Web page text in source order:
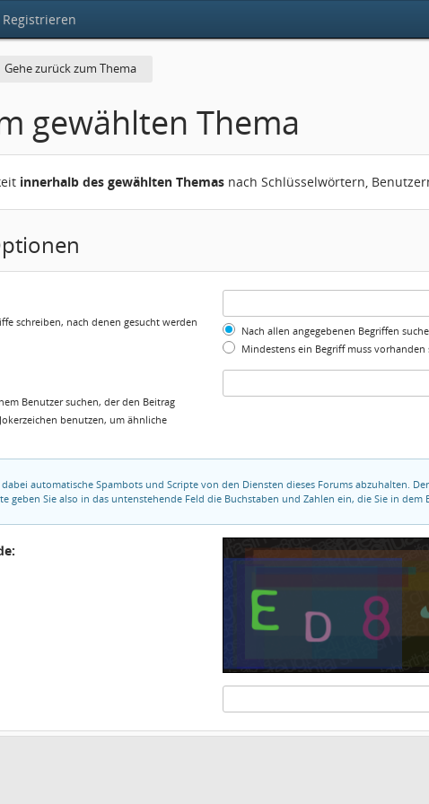
Registrieren
Gehe zurück zum Thema
gewählten Thema
innerhalb des gewählten Themas nach Schlüsselwörtern,
schreiben, nach denen gesucht werden
Nach allen angegebenen Begriffen
Mindestens ein Begriff muss vorhanden
Benutzer suchen, der den Beitrag
benutzen, um ähnliche
automatische Spambots und Scripte von den Diensten dieses Forums abzuhalten.
geben Sie also in das untenstehende Feld die Buchstaben und Zahlen ein, die Sie in